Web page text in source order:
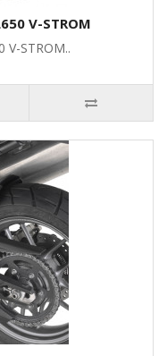
V-STROM
V-STROM..